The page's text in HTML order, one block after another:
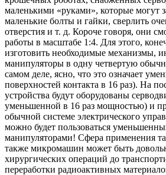
маленькими «руками», которые могут
маленькие болты и гайки, сверлить
отверстия и т. д. Короче говоря, они
работы в масштабе 1:4. Для этого,
изготовить необходимые механизмы,
манипуляторы в одну четвертую
самом деле, ясно, что это означает
поверхностей контакта в 16 раз). На
устройства будут оборудованы
уменьшенной в 16 раз мощностью) и
обычной системе электрического
можно будет пользоваться
манипуляторами! Сфера применения
также микромашин может быть
хирургических операций до
переработки радиоактивных